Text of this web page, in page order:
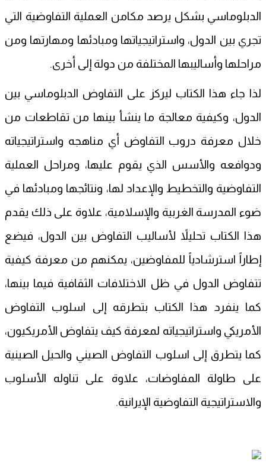
الدبلوماسي بشكل يرصد مكامن العملية التفاوضية التي
تجري بين الدول، واستراتيجياتها ومبادئها ومهارتها ومن
مراحلها وأساليبها المختلفة من دولة إلى أخرى.
لذا جاء هذا الكتاب ليركز على التفاوض الدبلوماسي بين
الدول، وكيفية معالجة ما ينشأ بينها من تقاطعات من
خلال معرفة دروب التفاوض أي مناهجه واستراتيجياته
ودوافعه والأسس الذي يقوم عليها، ومراحل العملية
التفاوضية والتخطيط والإعداد لها، ونتائجها ومبادئها في
ضوء المدرسة الغربية والإسلامية، علاوة على ذلك يقدم
هذا الكتاب تحليلاً لأساليب التفاوض بين الدول، فيضع
إطاراً استرشادياً للمفاوضين، يمكنهم من معرفة كيفية
تتفاوض الدول في ظل الاختلافات الثقافية فيما بينها،
كما ينفرد هذا الكتاب بتطرقه إلى اسلوب التفاوض
الأمريكي واستراتيجياته لمعرفة كيف يتفاوض الأمريكيون،
كما يتطرق إلى اسلوب التفاوض الصيني والحيل الصينية
على طاولة المفاوضات، علاوة على تناوله الأسلوب
والاستراتيجية التفاوضية الإيرانية.